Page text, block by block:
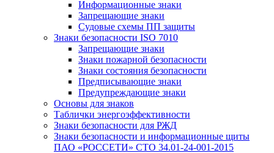
Информационные знаки
Запрещающие знаки
Судовые схемы ПП защиты
Знаки безопасности ISO 7010
Запрещающие знаки
Знаки пожарной безопасности
Знаки состояния безопасности
Предписывающие знаки
Предупреждающие знаки
Основы для знаков
Таблички энергоэффективности
Знаки безопасности для РЖД
Знаки безопасности и информационные щиты
ПАО «РОССЕТИ» СТО 34.01-24-001-2015